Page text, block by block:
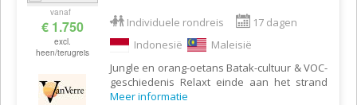
vanaf
€ 1.750
excl.
heen/terugreis
Individuele rondreis
17 dagen
Indonesië
Maleisië
Jungle en orang-oetans Batak-cultuur & VOC-
geschiedenis Relaxt einde aan het strand
Meer informatie